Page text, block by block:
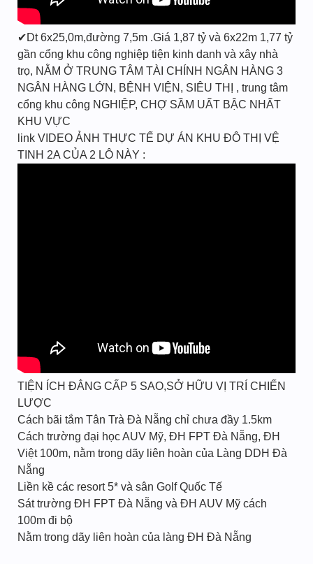
✔Dt 6x25,0m,đường 7,5m .Giá 1,87 tỷ và 6x22m 1,77 tỷ
gần cổng khu công nghiệp tiện kinh danh và xây nhà
trọ, NẰM Ở TRUNG TÂM TÀI CHÍNH NGÂN HÀNG 3
NGÂN HÀNG LỚN, BỆNH VIỆN, SIÊU THỊ , trung tâm
cổng khu công NGHIỆP, CHỢ SẦM UẤT BẬC NHẤT
KHU VỰC
link VIDEO ẢNH THỰC TẾ DỰ ÁN KHU ĐÔ THỊ VỆ
TINH 2A CỦA 2 LÔ NÀY :
TIỆN ÍCH ĐẲNG CẤP 5 SAO,SỞ HỮU VỊ TRÍ CHIẾN
LƯỢC
Cách bãi tắm Tân Trà Đà Nẵng chỉ chưa đầy 1.5km
Cách trường đại học AUV Mỹ, ĐH FPT Đà Nẵng, ĐH
Việt 100m, nằm trong dãy liên hoàn của Làng DDH Đà
Nẵng
Liền kề các resort 5* và sân Golf Quốc Tế
Sát trường ĐH FPT Đà Nẵng và ĐH AUV Mỹ cách
100m đi bộ
Nằm trong dãy liên hoàn của làng ĐH Đà Nẵng